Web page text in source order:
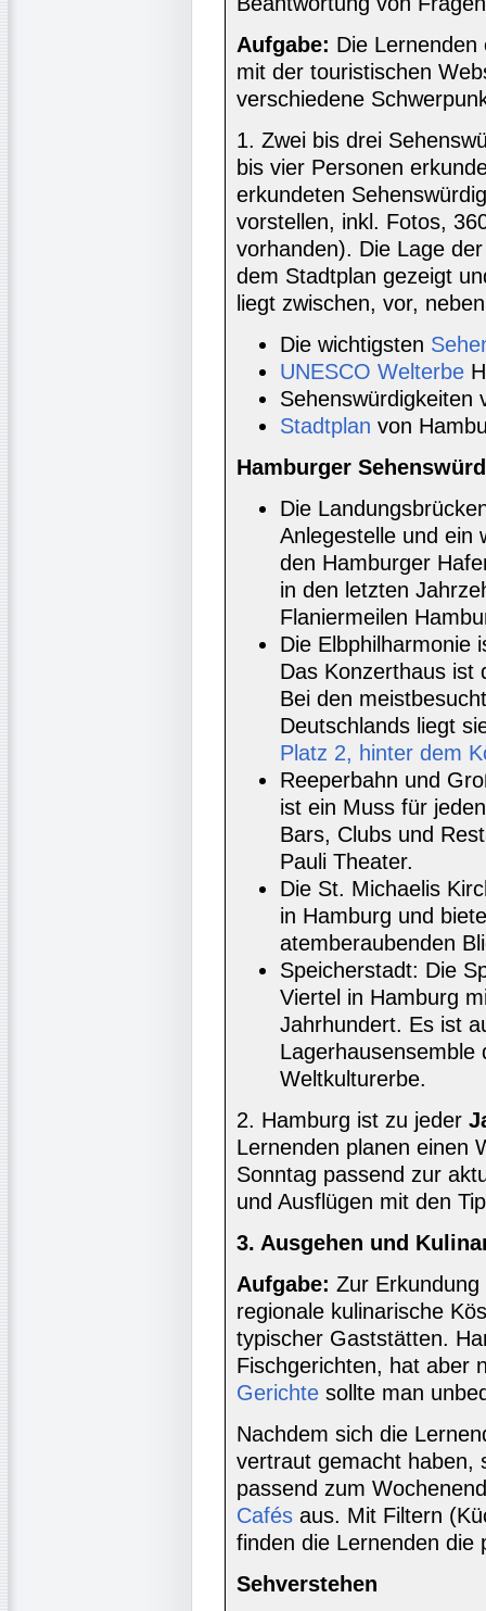
Aufgabe: Die
mit der touristischen
verschiedene
1. Zwei bis drei
bis vier Personen
erkundeten
vorstellen, inkl. Fotos,
vorhanden). Die Lage
dem Stadtplan gezeigt
liegt zwischen, vor,
Die wichtigsten
UNESCO Welterbe
Sehenswürdigkeiten
Stadtplan von
Hamburger
Die
Anlegestelle und ein
den Hamburger
in den letzten
Flaniermeilen
Die Elbphilharmonie
Das Konzerthaus ist
Bei den
Deutschlands liegt
Platz 2, hinter dem
Reeperbahn und
ist ein Muss für
Bars, Clubs und
Pauli Theater.
Die St. Michaelis
in Hamburg und
atemberaubenden
Speicherstadt: Die
Viertel in Hamburg
Jahrhundert. Es ist
Lagerhausensemble
Weltkulturerbe.
2. Hamburg ist zu jeder
Lernenden planen einen
Sonntag passend zur
und Ausflügen mit den
3. Ausgehen und
Aufgabe: Zur
regionale kulinarische
typischer Gaststätten.
Fischgerichten, hat aber
Gerichte sollte man
Nachdem sich die
vertraut gemacht haben,
passend zum
Cafés aus. Mit Filtern
finden die Lernenden die
Sehverstehen